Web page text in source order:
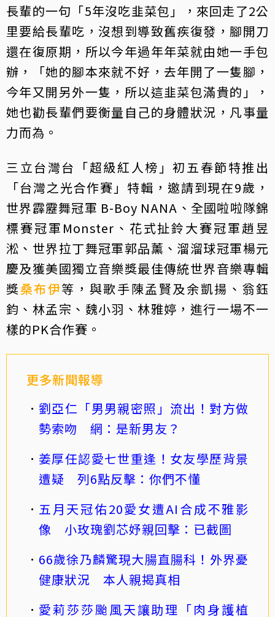
長輩的一句「5年沒吃韭菜包」，來回走了2公
里要給長輩吃，沒想到導致舊疾復發，腳開刀
還在復原期，所以今年過年年菜就由她一手包
辦，「她的腳本來就不好，去年開了一隻腳，
今年又開另外一隻，所以這韭菜包滿貴的」，
她也勸長輩們要衡量自己的身體狀況，凡事量
力而為。
三立台灣台「超級紅人榜」初五春節特推出
「台灣之光合作賽」特輯，邀請到現在9歲，
世界霹靂舞冠軍 B-Boy NANA、全國啦啦隊錦
標賽冠軍Monster、花式扯鈴大賽冠軍趙昱
淞、世界拉丁舞冠軍郭品薰、溜溜球冠軍楊元
慶及獲美國獨立音樂獎最佳傳統世界音樂專輯
獎桑布伊等，與歌手陳孟賢及余凱揚、翁鈺
鈞、林孟宗、魏小羽、林雅婷，進行一場不一
樣的PK合作賽。
更多新聞報導
劉亞仁「男男親密照」流出！對方做
勢索吻 網：是新男友？
姜厚任認愛七世重逢！女友學歷背景
遭疑 列6點反擊：你們不懂
五月天冠佑20愛女遭AI合成不雅影
像 小玫瑰劉芯妤親回擊：已截圖
66歲徐乃麟驚現大腸直腸科！外界憂
健康狀況 本人親揭真相
愛莉莎莎颱風天讓助理「肉身護植